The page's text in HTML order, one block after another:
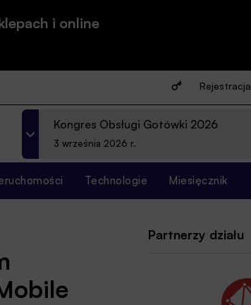
i online
Rejestracja
Kongres Obsługi Gotówki 2026
3 września 2026 r.
Technologie Miesięcznik
Partnerzy działu